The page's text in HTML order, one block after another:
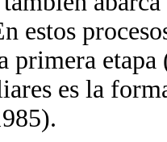
estos
primera
es la